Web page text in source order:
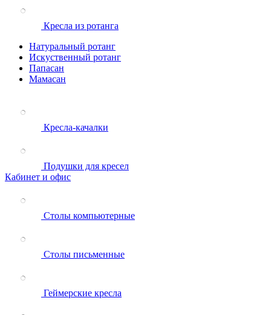
Кресла из ротанга
Натуральный ротанг
Искуственный ротанг
Папасан
Мамасан
Кресла-качалки
Подушки для кресел
Кабинет и офис
Столы компьютерные
Столы письменные
Геймерские кресла